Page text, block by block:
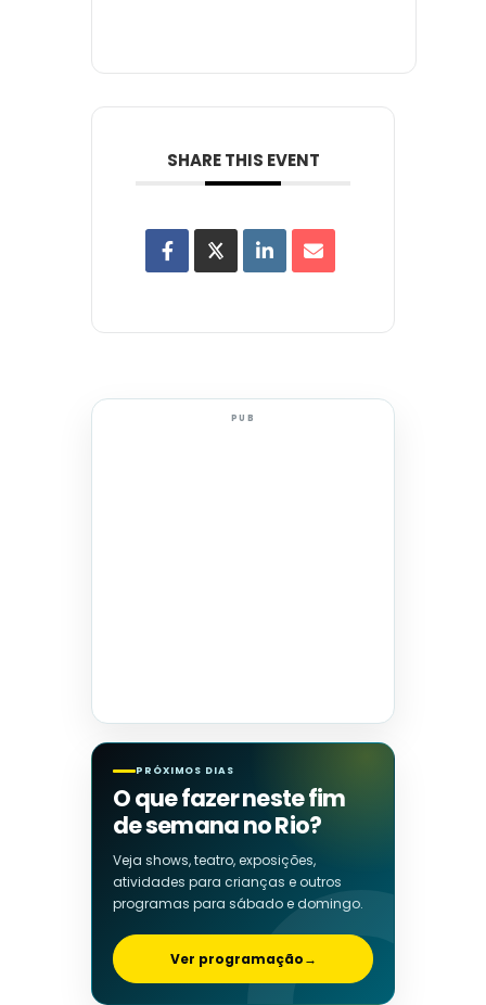
SHARE THIS EVENT
PUB
PRÓXIMOS DIAS
O que fazer neste fim
de semana no Rio?
Veja shows, teatro, exposições,
atividades para crianças e outros
programas para sábado e domingo.
Ver programação→